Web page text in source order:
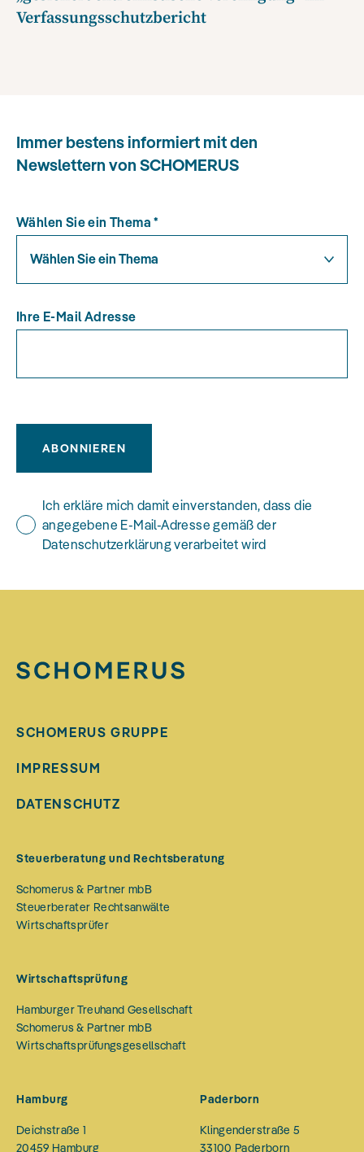
Verfassungsschutzbericht
Immer bestens informiert mit den
Newslettern von SCHOMERUS
Wählen Sie ein Thema *
Wählen Sie ein Thema
Ihre E-Mail Adresse
ABONNIEREN
Ich erkläre mich damit einverstanden, dass die
angegebene E-Mail-Adresse gemäß der
Datenschutzerklärung verarbeitet wird
SCHOMERUS GRUPPE
IMPRESSUM
DATENSCHUTZ
Steuerberatung und Rechtsberatung
Schomerus & Partner mbB
Steuerberater Rechtsanwälte
Wirtschaftsprüfer
Wirtschaftsprüfung
Hamburger Treuhand Gesellschaft
Schomerus & Partner mbB
Wirtschaftsprüfungsgesellschaft
Hamburg
Deichstraße 1
20459 Hamburg
Paderborn
Klingenderstraße 5
33100 Paderborn